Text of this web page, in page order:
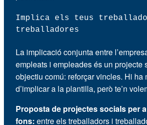
Implica els teus
treballadores
La implicació conjunta entre
empleats i empleades és un projecte
objectiu comú: reforçar vincles. Hi ha
d’implicar a la plantilla, però te’n
Proposta de projectes socials per
fons: entre els treballadors i